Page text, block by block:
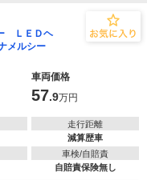
ＬＥＤヘ
メルシー
車両価格
57.9万円
走行距離
減算歴車
車検/自賠責
自賠責保険無し